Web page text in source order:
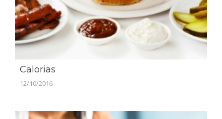
Calorias
12/10/2016